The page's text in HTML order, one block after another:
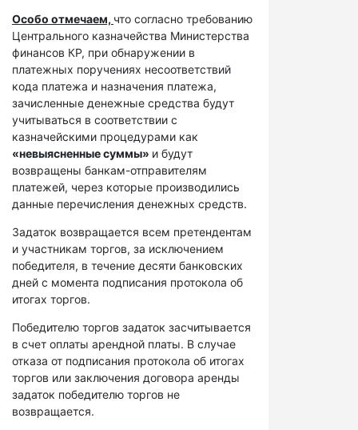
Особо отмечаем, что согласно требованию
Центрального казначейства Министерства
финансов КР, при обнаружении в
платежных поручениях несоответствий
кода платежа и назначения платежа,
зачисленные денежные средства будут
учитываться в соответствии с
казначейскими процедурами как
«невыясненные суммы» и будут
возвращены банкам-отправителям
платежей, через которые производились
данные перечисления денежных средств.
Задаток возвращается всем претендентам
и участникам торгов, за исключением
победителя, в течение десяти банковских
дней с момента подписания протокола об
итогах торгов.
Победителю торгов задаток засчитывается
в счет оплаты арендной платы. В случае
отказа от подписания протокола об итогах
торгов или заключения договора аренды
задаток победителю торгов не
возвращается.